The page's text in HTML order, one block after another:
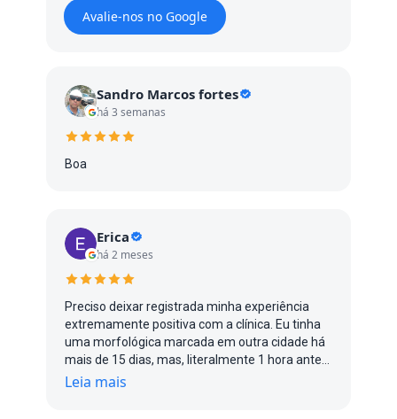
Avalie-nos no Google
Sandro Marcos fortes
há 3 semanas
Boa
Erica
há 2 meses
Preciso deixar registrada minha experiência
extremamente positiva com a clínica. Eu tinha
uma morfológica marcada em outra cidade há
mais de 15 dias, mas, literalmente 1 hora antes
do exame, me avisaram que a médica estava
Leia mais